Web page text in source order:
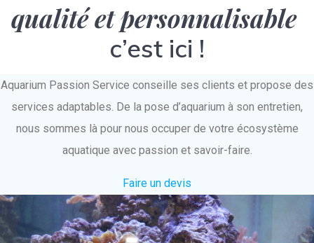
qualité et personnalisable
c’est ici !
Aquarium Passion Service conseille ses clients et propose des
services adaptables. De la pose d’aquarium à son entretien,
nous sommes là pour nous occuper de votre écosystème
aquatique avec passion et savoir-faire.
Faire un devis